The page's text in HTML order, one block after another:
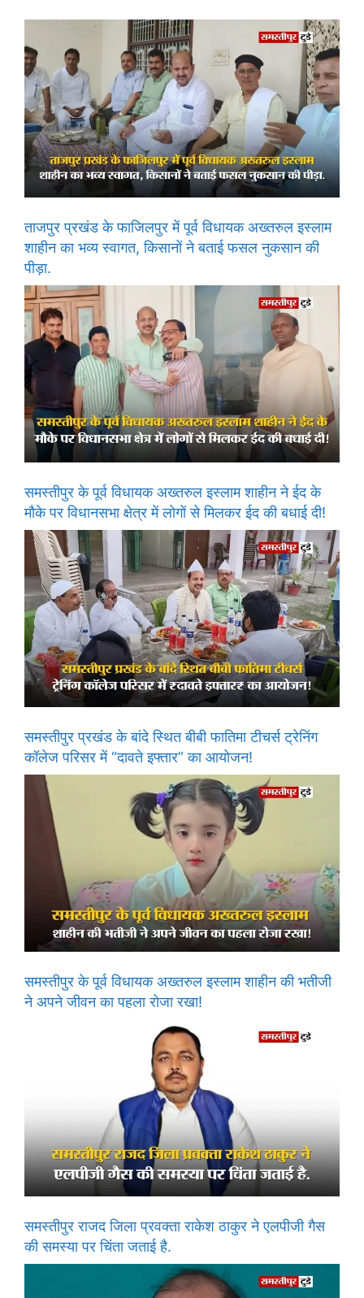
ताजपुर प्रखंड के फाजिलपुर में पूर्व विधायक अख्तरुल इस्लाम
शाहीन का भव्य स्वागत, किसानों ने बताई फसल नुकसान की
पीड़ा.
समस्तीपुर के पूर्व विधायक अख्तरुल इस्लाम शाहीन ने ईद के
मौके पर विधानसभा क्षेत्र में लोगों से मिलकर ईद की बधाई दी!
समस्तीपुर प्रखंड के बांदे स्थित बीबी फातिमा टीचर्स ट्रेनिंग
कॉलेज परिसर में “दावते इफ्तार” का आयोजन!
समस्तीपुर के पूर्व विधायक अख्तरुल इस्लाम शाहीन की भतीजी
ने अपने जीवन का पहला रोजा रखा!
समस्तीपुर राजद जिला प्रवक्ता राकेश ठाकुर ने एलपीजी गैस
की समस्या पर चिंता जताई है.